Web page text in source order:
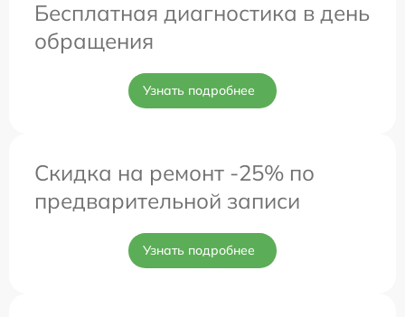
Бесплатная диагностика в день
обращения
Узнать подробнее
Скидка на ремонт -25% по
предварительной записи
Узнать подробнее